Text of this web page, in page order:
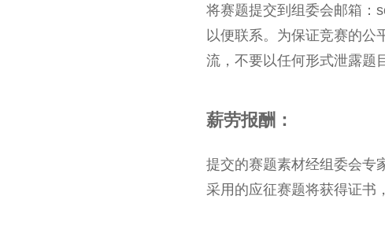
将赛题提交到组委会邮箱：
以便联系。为保证竞赛的公
流，不要以任何形式泄露题
薪劳报酬：
提交的赛题素材经组委会专
采用的应征赛题将获得证书